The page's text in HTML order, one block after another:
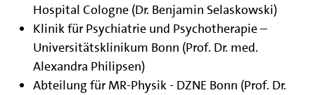
Hospital Cologne (Dr. Benjamin Selaskowski)
Klinik für Psychiatrie und Psychotherapie –
Universitätsklinikum Bonn (Prof. Dr. med.
Alexandra Philipsen)
Abteilung für MR-Physik - DZNE Bonn (Prof. Dr.